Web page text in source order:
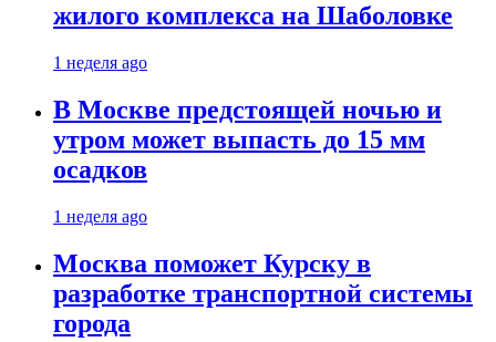
жилого комплекса на Шаболовке
1 неделя ago
В Москве предстоящей ночью и
утром может выпасть до 15 мм
осадков
1 неделя ago
Москва поможет Курску в
разработке транспортной системы
города